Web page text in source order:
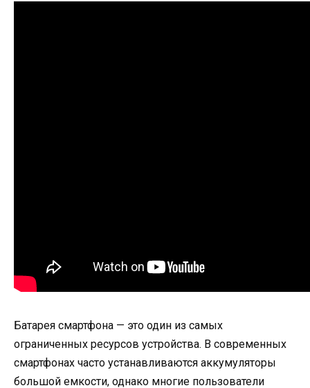
Батарея смартфона — это один из самых
ограниченных ресурсов устройства. В современных
смартфонах часто устанавливаются аккумуляторы
большой емкости, однако многие пользователи